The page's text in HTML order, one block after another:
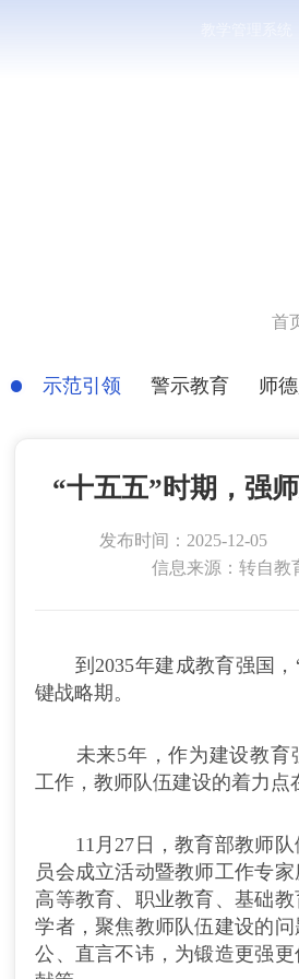
首
示范引领 警示教育 师
“十五五”时期，强
发布时间：2025-12-05
信息来源：转自教
到2035年建成教育强国，
键战略期。
未来5年，作为建设教育
工作，教师队伍建设的着力点
11月27日，教育部教师队
员会成立活动暨教师工作专
高等教育、职业教育、基础
学者，聚焦教师队伍建设的
公、直言不讳，为锻造更强